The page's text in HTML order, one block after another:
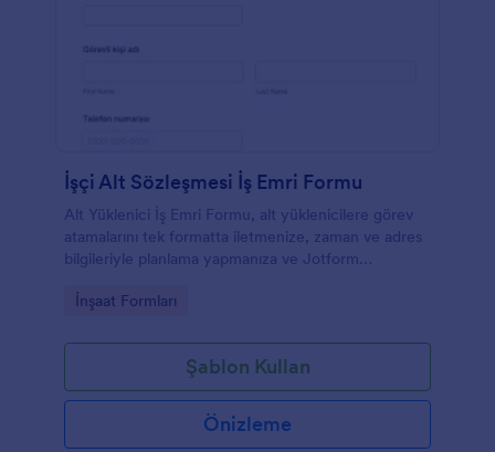
İşçi Alt Sözleşmesi İş Emri Formu
Alt Yüklenici İş Emri Formu, alt yüklenicilere görev
atamalarını tek formatta iletmenize, zaman ve adres
bilgileriyle planlama yapmanıza ve Jotform
yönetmenize yardımcı olur.
Go to Category:
İnşaat Formları
Şablon Kullan
Önizleme